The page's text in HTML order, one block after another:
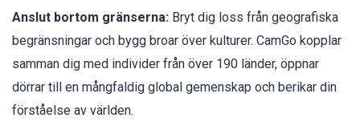
Anslut bortom gränserna: Bryt dig loss från geografiska
begränsningar och bygg broar över kulturer. CamGo kopplar
samman dig med individer från över 190 länder, öppnar
dörrar till en mångfaldig global gemenskap och berikar din
förståelse av världen.